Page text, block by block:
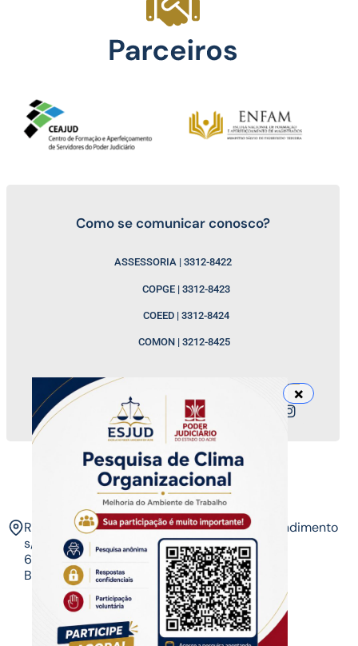
Como se comunicar conosco?
ASSESSORIA | 3312-8422
COPGE | 3312-8423
COEED | 3312-8424
COMON | 3212-8425
Nossos canais
ESJUD
Rua Tribunal de Justiça,
s/n. Via Verde.
69.915-631 – Rio
Branco-AC.​
Horário de Atendimento
07 às 14 horas​
Copyrigth ® | Escola do Poder Judiciário